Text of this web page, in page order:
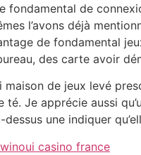
fondamental de
l’avons déjà
de fondamental
des carte avoir
maison de jeux levé
té. Je apprécie aussi
une indiquer
winoui casino france